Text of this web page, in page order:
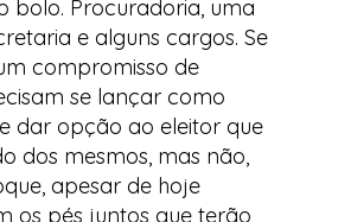
bolo. Procuradoria, uma
e alguns cargos. Se
compromisso de
se lançar como
dar opção ao eleitor que
dos mesmos, mas não,
apesar de hoje
os pés juntos que terão